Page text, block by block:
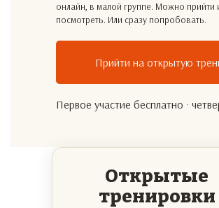
онлайн, в малой группе. Можно прийти
посмотреть. Или сразу попробовать.
Прийти на открытую
Первое участие бесплатно ·
Открытые
тренировки